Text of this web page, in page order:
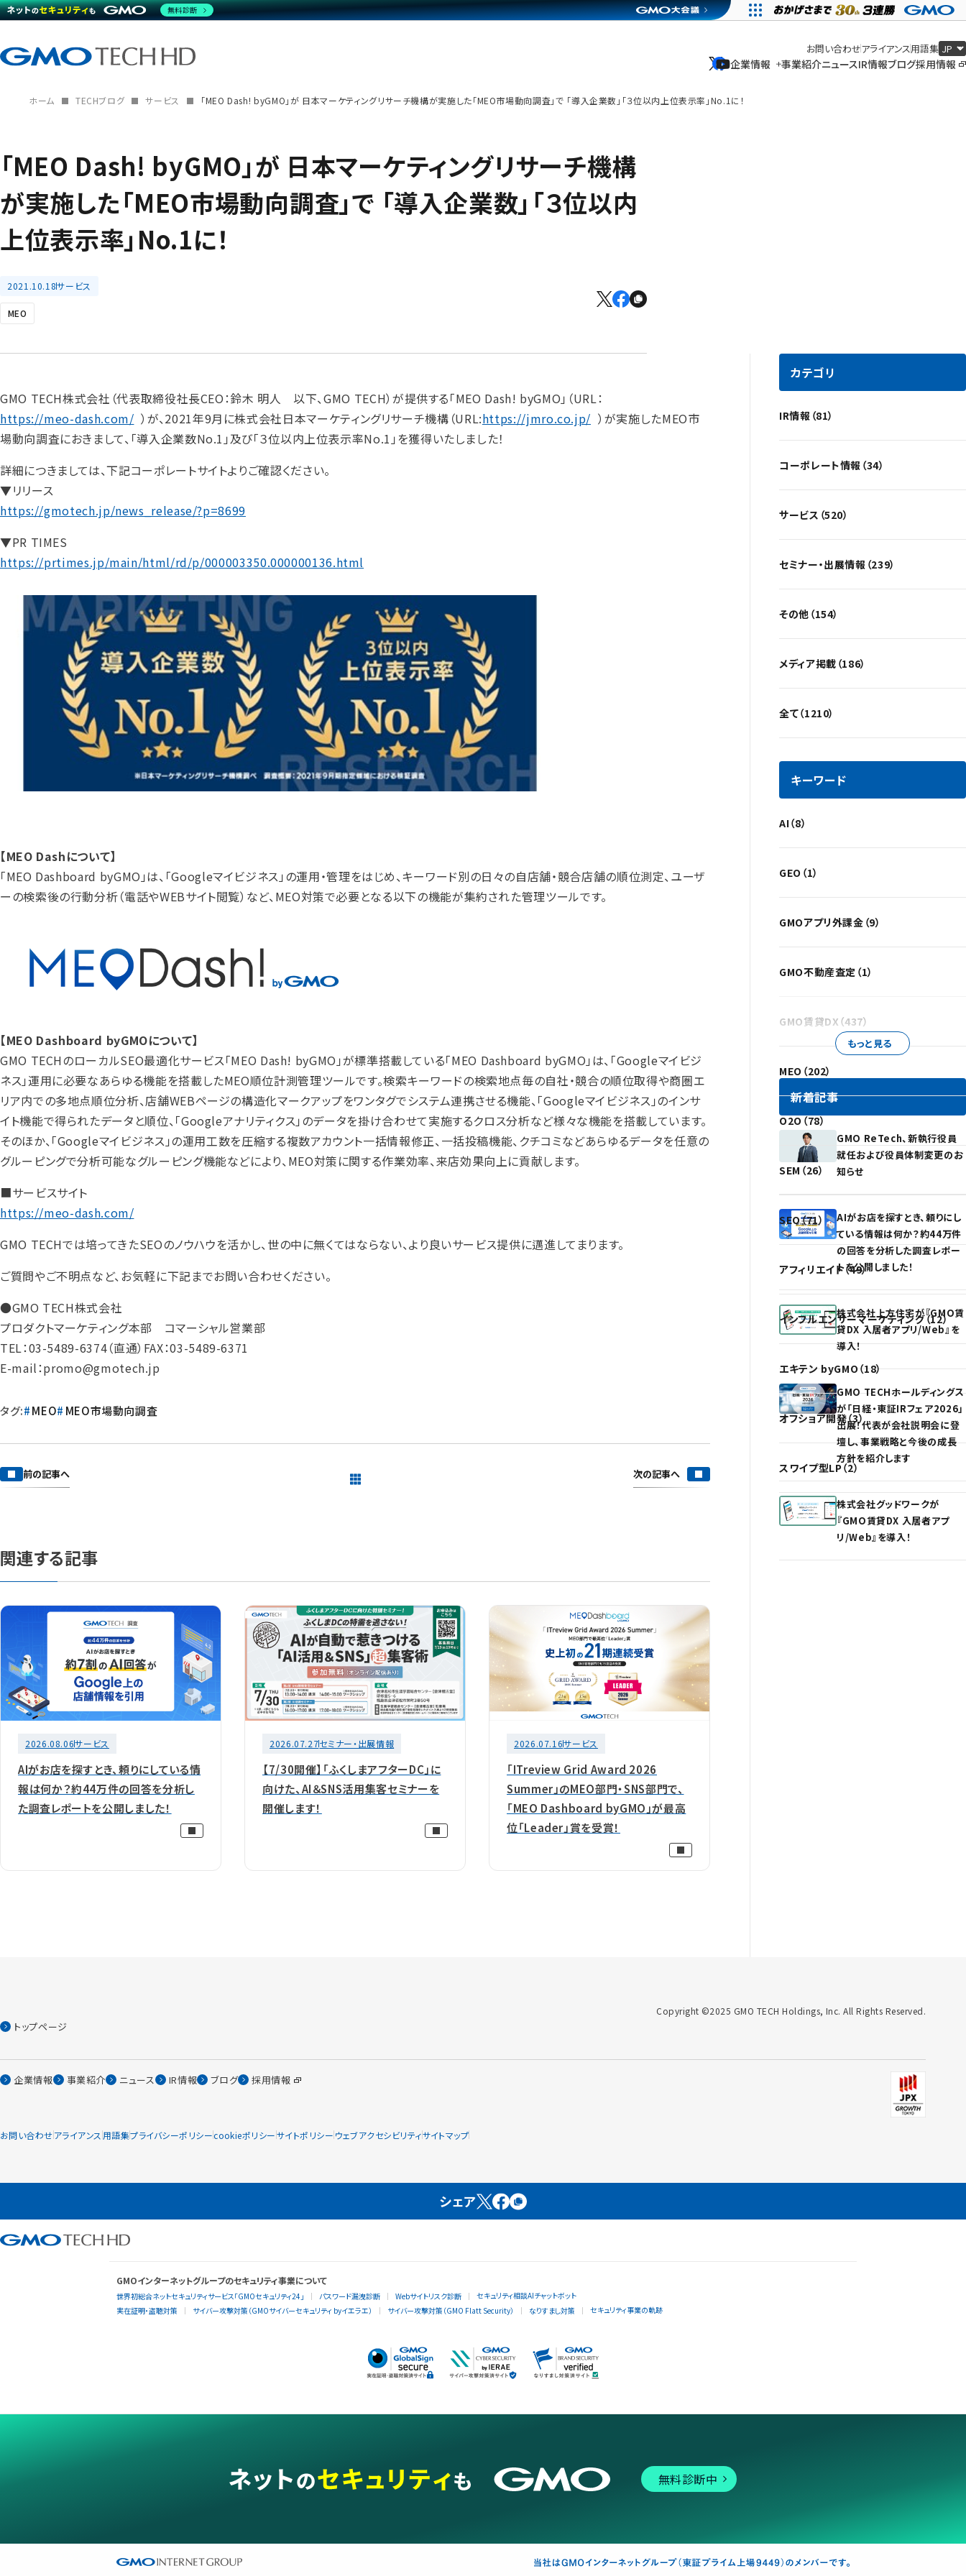
企業情報
企業情報
事業紹介ニュースIR情報ブログ採用情報
お問い合わせアライアンス用語集
ホーム TECHブログ サービス 「MEO Dash! byGMO」が 日本マーケティングリサーチ機構が実施した「MEO市場動向調査」で 「導入企業数」「３位以内上位表示率」No.1に！
「MEO Dash! byGMO」が 日本マーケティングリサーチ機構
が実施した「MEO市場動向調査」で 「導入企業数」「３位以内
上位表示率」No.1に！
2021.10.18サービス
MEO
GMO TECH株式会社（代表取締役社長CEO：鈴木 明人 以下、GMO TECH）が提供する「MEO Dash! byGMO」（URL：
https://meo-dash.com/ ）が、2021年9月に株式会社日本マーケティングリサーチ機構（URL:https://jmro.co.jp/ ）が実施したMEO市
場動向調査におきまして、「導入企業数No.1」及び「３位以内上位表示率No.1」を獲得いたしました！
詳細につきましては、下記コーポレートサイトよりご確認ください。
▼リリース
https://gmotech.jp/news_release/?p=8699
▼PR TIMES
https://prtimes.jp/main/html/rd/p/000003350.000000136.html
【MEO Dashについて】
「MEO Dashboard byGMO」は、「Googleマイビジネス」の運用・管理をはじめ、キーワード別の日々の自店舗・競合店舗の順位測定、ユーザ
ーの検索後の行動分析（電話やWEBサイト閲覧）など、MEO対策で必要となる以下の機能が集約された管理ツールです。
【MEO Dashboard byGMOについて】
GMO TECHのローカルSEO最適化サービス「MEO Dash! byGMO」が標準搭載している「MEO Dashboard byGMO」は、「Googleマイビジ
ネス」運用に必要なあらゆる機能を搭載したMEO順位計測管理ツールです。検索キーワードの検索地点毎の自社・競合の順位取得や商圏エ
リア内での多地点順位分析、店舗WEBページの構造化マークアップをワンタグでシステム連携させる機能、「Googleマイビジネス」のインサ
イト機能で得られたデータと順位、「Googleアナリティクス」のデータを掛け合わせて実施するクロス分析など様々な機能を搭載しています。
そのほか、「Googleマイビジネス」の運用工数を圧縮する複数アカウント一括情報修正、一括投稿機能、クチコミなどあらゆるデータを任意の
グルーピングで分析可能なグルーピング機能などにより、MEO対策に関する作業効率、来店効果向上に貢献します。
■サービスサイト
https://meo-dash.com/
GMO TECHでは培ってきたSEOのノウハウを活かし、世の中に無くてはならない、より良いサービス提供に邁進してまります。
ご質問やご不明点など、お気軽に下記までお問い合わせください。
●GMO TECH株式会社
プロダクトマーケティング本部 コマーシャル営業部
TEL：03-5489-6374（直通）FAX：03-5489-6371
E-mail：promo@gmotech.jp
タグ: MEO MEO市場動向調査
前の記事へ 次の記事へ
関連する記事
2026.08.06サービス
AIがお店を探すとき、頼りにしている情
報は何か？約44万件の回答を分析し
た調査レポートを公開しました！
2026.07.27セミナー・出展情報
【7/30開催】「ふくしまアフターDC」に
向けた、AI＆SNS活用集客セミナーを
開催します！
2026.07.16サービス
「ITreview Grid Award 2026
Summer」のMEO部門・SNS部門で、
「MEO Dashboard byGMO」が最高
位「Leader」賞を受賞！
カテゴリ
IR情報（81）
コーポレート情報（34）
サービス（520）
セミナー・出展情報（239）
その他（154）
メディア掲載（186）
全て（1210）
キーワード
AI（8）
GEO（1）
GMOアプリ外課金（9）
GMO不動産査定（1）
GMO賃貸DX（437）
MEO（202）
O2O（78）
SEM（26）
SEO（71）
アフィリエイト（49）
インフルエンサーマーケティング（12）
エキテン byGMO（18）
オフショア開発（3）
スワイプ型LP（2）
もっと見る
新着記事
GMO ReTech、新執行役員
就任および役員体制変更のお
知らせ
AIがお店を探すとき、頼りにし
ている情報は何か？約44万件
の回答を分析した調査レポー
トを公開しました！
株式会社上方住宅が『GMO賃
貸DX 入居者アプリ/Web』を
導入！
GMO TECHホールディングス
が「日経・東証IRフェア2026」
出展！代表が会社説明会に登
壇し、事業戦略と今後の成長
方針を紹介します
株式会社グッドワークが
『GMO賃貸DX 入居者アプ
リ/Web』を導入！
トップページ
企業情報 事業紹介 ニュース IR情報 ブログ 採用情報
お問い合わせアライアンス用語集プライバシーポリシーcookieポリシーサイトポリシー ウェブアクセシビリティサイトマップ
Copyright ©2025 GMO TECH Holdings, Inc. All Rights Reserved.
シェア
GMOインターネットグループのセキュリティ事業について
世界初総合ネットセキュリティサービス「GMOセキュリティ24」 パスワード漏洩診断 Webサイトリスク診断
セキュリティ相談AIチャットボット
実在証明・盗聴対策
サイバー攻撃対策（GMOサイバーセキュリティ byイエラエ） サイバー攻撃対策（GMO Flatt Security） なりすまし対策 セキュリティ事業の軌跡
無料診断中
無料診断